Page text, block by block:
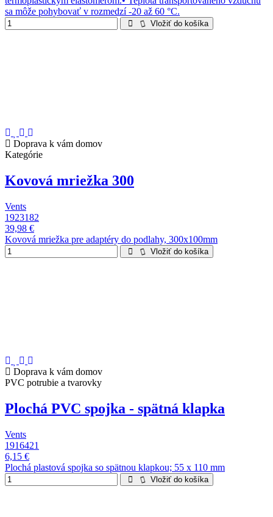
sa môže pohybovať v rozmedzí -20 až 60 °C.
Vložiť do košíka
Doprava k vám domov
Kategórie
Kovová mriežka 300
Vents
1923182
39,98 €
Kovová mriežka pre adaptéry do podlahy, 300x100mm
Vložiť do košíka
Doprava k vám domov
PVC potrubie a tvarovky
Plochá PVC spojka - spätná klapka
Vents
1916421
6,15 €
Plochá plastová spojka so spätnou klapkou; 55 x 110 mm
Vložiť do košíka